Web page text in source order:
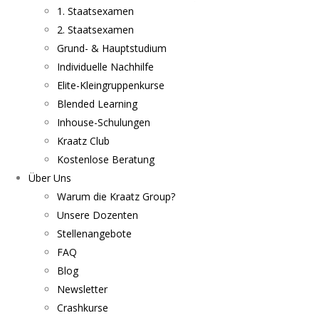
1. Staatsexamen
2. Staatsexamen
Grund- & Hauptstudium
Individuelle Nachhilfe
Elite-Kleingruppenkurse
Blended Learning
Inhouse-Schulungen
Kraatz Club
Kostenlose Beratung
Über Uns
Warum die Kraatz Group?
Unsere Dozenten
Stellenangebote
FAQ
Blog
Newsletter
Crashkurse